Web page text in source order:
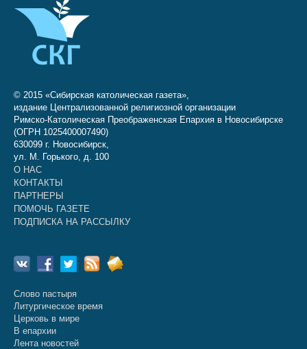
© 2015 «Сибирская католическая газета»,
издание Централизованной религиозной организации
Римско-Католическая Преображенская Епархия в Новосибирске
(ОГРН 1025400007490)
630099 г. Новосибирск,
ул. М. Горького, д. 100
О НАС
КОНТАКТЫ
ПАРТНЕРЫ
ПОМОЧЬ ГАЗЕТЕ
ПОДПИСКА НА РАССЫЛКУ
Слово пастыря
Литургическое время
Церковь в мире
В епархии
Лента новостей